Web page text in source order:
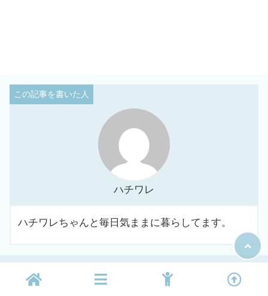
ハチワレ
ハチワレちゃんと毎日気ままに暮らしてます。